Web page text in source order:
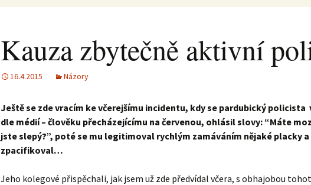
Kauza zbytečně aktivní
16.4.2015 Názory
Ještě se zde vracím ke včerejšímu incidentu, kdy se pardubický policista
dle médií – člověku přecházejícímu na červenou, ohlásil slovy: “Máte
jste slepý?”, poté se mu legitimoval rychlým zamáváním nějaké placky a
zpacifikoval…
Jeho kolegové přispěchali, jak jsem už zde předvídal včera, s obhajobou